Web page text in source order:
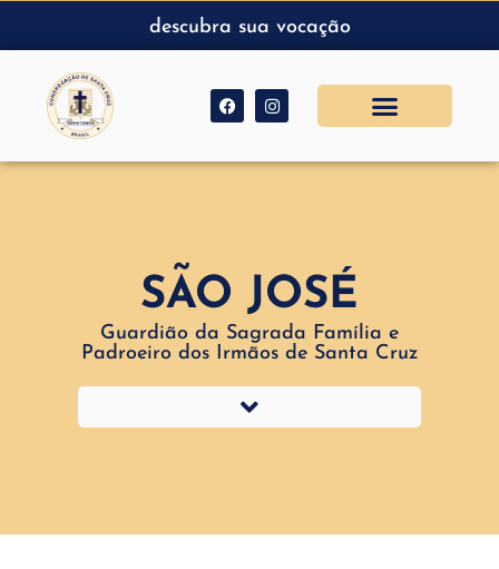
descubra sua vocação
SÃO JOSÉ
Guardião da Sagrada Família e
Padroeiro dos Irmãos de Santa Cruz